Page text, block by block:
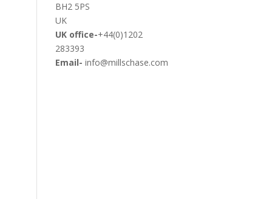
BH2 5PS
UK
UK office-+44(0)1202
283393
Email- info@millschase.com